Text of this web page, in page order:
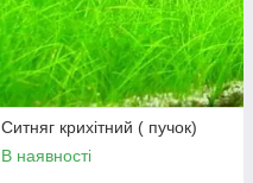
Ситняг крихітний ( пучок)
В наявності